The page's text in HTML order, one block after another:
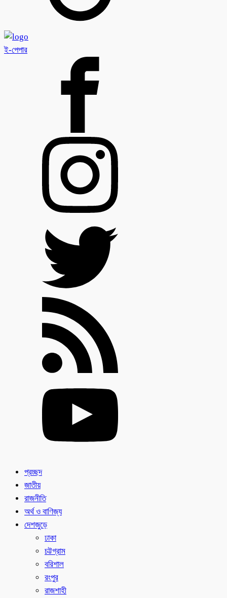
ই-পেপার
প্রচ্ছদ
জাতীয়
রাজনীতি
অর্থ ও বাণিজ্য
দেশজুড়ে
ঢাকা
চট্টগ্রাম
বরিশাল
রংপুর
রাজশাহী